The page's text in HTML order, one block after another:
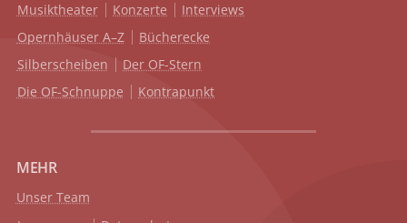
Musiktheater Konzerte
Interviews
Opernhäuser A–Z
Bücherecke
Silberscheiben
Der OF-Stern
Die OF-Schnuppe
Kontrapunkt
MEHR
Unser Team